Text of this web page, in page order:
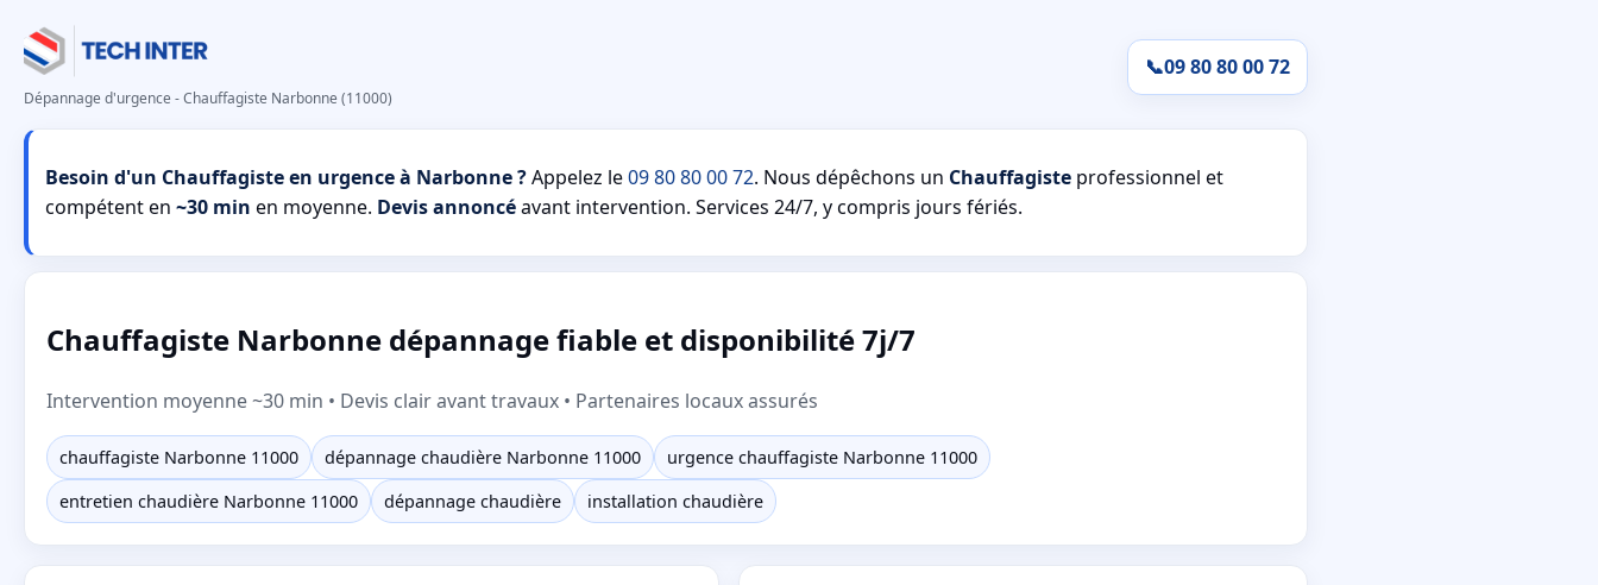
Dépannage d'urgence - Chauffagiste Narbonne (11000)
📞09 80 80 00 72
Besoin d'un Chauffagiste en urgence à Narbonne ?Appelez le09 80 80 00 72. Nous dépêchons un Chauffagiste professionnel et
compétent en ~30 min en moyenne. Devis annoncéavant intervention. Services 24/7, y compris jours fériés.
Chauffagiste Narbonne dépannage fiable et disponibilité 7j/7
Intervention moyenne ~30 min • Devis clair avant travaux • Partenaires locaux assurés
chauffagiste Narbonne 11000 dépannage chaudière Narbonne 11000
urgence chauffagiste Narbonne 11000
entretien chaudière Narbonne 11000
dépannage chaudière installation chaudière